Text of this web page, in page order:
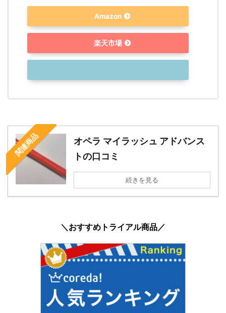
Amazon
楽天市場
関連商品
オペラ マイラッシュ アドバンス
トの口コミ
続きを見る
＼おすすめトライアル商品／